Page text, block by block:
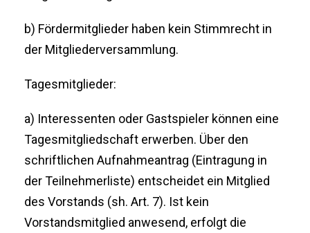
b) Fördermitglieder haben kein Stimmrecht in
der Mitgliederversammlung.
Tagesmitglieder:
a) Interessenten oder Gastspieler können eine
Tagesmitgliedschaft erwerben. Über den
schriftlichen Aufnahmeantrag (Eintragung in
der Teilnehmerliste) entscheidet ein Mitglied
des Vorstands (sh. Art. 7). Ist kein
Vorstandsmitglied anwesend, erfolgt die